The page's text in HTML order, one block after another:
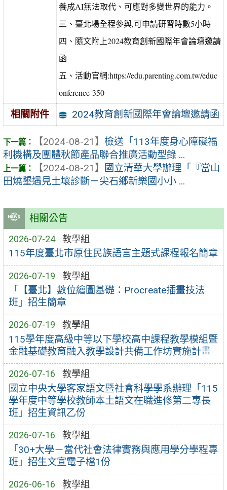
相關公告
2026-07-24 教學組
115年度臺北市原住民族語言主題式課程報名簡章
2026-07-19 教學組
「【臺北】數位繪圖基礎：Procreate插畫技法
班」招生簡章
2026-07-19 教學組
115學年度高級中等以下學校高中課程教學模組暨
金融基礎教育融入教學設計共備工作坊實施計畫
2026-07-16 教學組
國立中央大學客家語文暨社會科學學系辦理「115
學年度中等學校教師本土語文在職進修第二專長
班」招生資訊乙份
2026-07-16 教學組
「30+大學－當代社會法律實務與應用學分學程專
班」招生文宣電子檔1份
2026-06-16 教學組
養成AI無法取代、可應對多變世界的能力。
三、臺北場全程參與,可申請研習時數5小時
四、隨文附上2024教育創新國際年會論壇邀請
函
五、活動官網:https://edu.parenting.com.tw/educ
onference-350
相關附件 2024教育創新國際年會論壇邀請函
【2024-08-21】 檢送「113年度身心障礙福
利機構及團體秋節產品聯合推廣活動型錄 ...
【2024-08-21】
國立清華大學辦理「『當山
田燒墾遇見土壤診斷－尖石鄉新樂國小小 ...